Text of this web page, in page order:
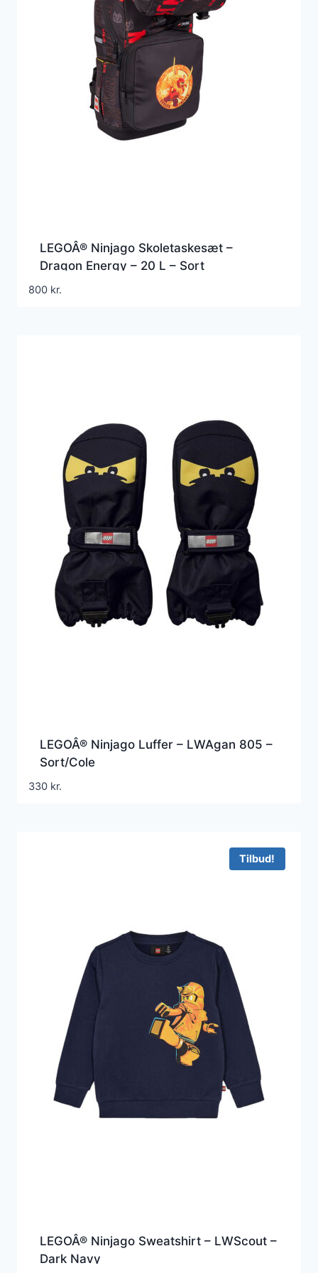
LEGOÂ® Ninjago Skoletaskesæt –
Dragon Energy – 20 L – Sort
800 kr.
LEGOÂ® Ninjago Luffer – LWAgan 805 –
Sort/Cole
330 kr.
Tilbud!
LEGOÂ® Ninjago Sweatshirt – LWScout –
Dark Navy